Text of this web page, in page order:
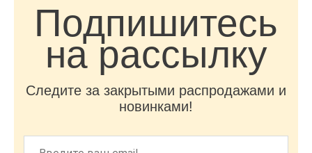
Подпишитесь
на рассылку
Следите за закрытыми распродажами и
новинками!